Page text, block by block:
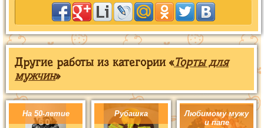
Другие работы из категории «Торты для
мужчин»
На 50-летие Рубашка
Любимому мужу
и папе